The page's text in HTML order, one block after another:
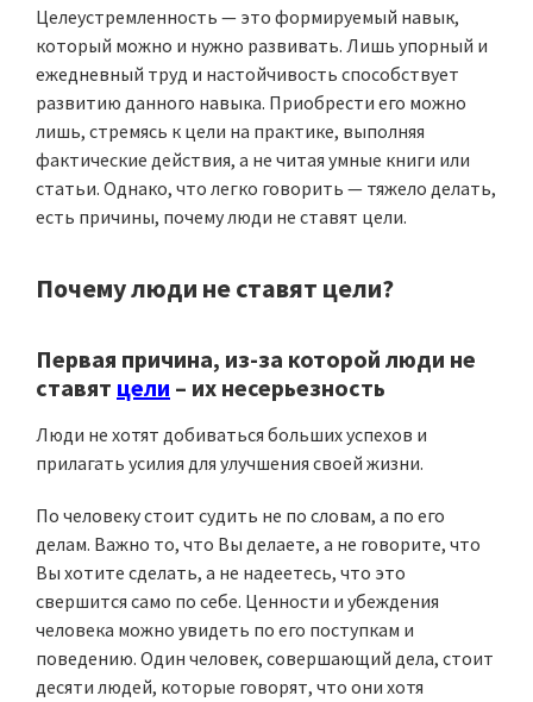
Целеустремленность — это формируемый навык,
который можно и нужно развивать. Лишь упорный и
ежедневный труд и настойчивость способствует
развитию данного навыка. Приобрести его можно
лишь, стремясь к цели на практике, выполняя
фактические действия, а не читая умные книги или
статьи. Однако, что легко говорить — тяжело делать,
есть причины, почему люди не ставят цели.
Почему люди не ставят цели?
Первая причина, из-за которой люди не
ставят цели – их несерьезность
Люди не хотят добиваться больших успехов и
прилагать усилия для улучшения своей жизни.
По человеку стоит судить не по словам, а по его
делам. Важно то, что Вы делаете, а не говорите, что
Вы хотите сделать, а не надеетесь, что это
свершится само по себе. Ценности и убеждения
человека можно увидеть по его поступкам и
поведению. Один человек, совершающий дела, стоит
десяти людей, которые говорят, что они хотя